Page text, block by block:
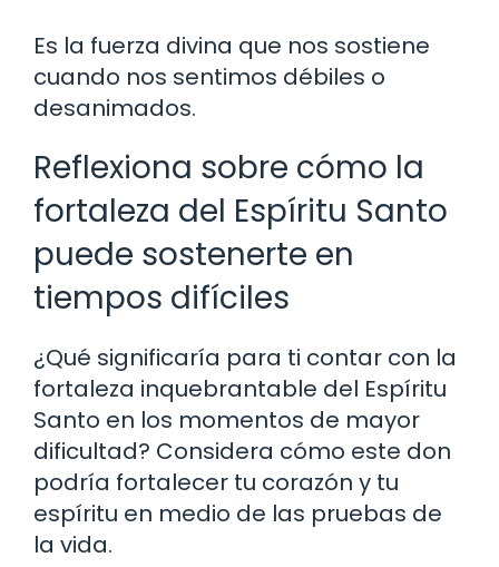
Es la fuerza divina que nos sostiene
cuando nos sentimos débiles o
desanimados.
Reflexiona sobre cómo la
fortaleza del Espíritu Santo
puede sostenerte en
tiempos difíciles
¿Qué significaría para ti contar con la
fortaleza inquebrantable del Espíritu
Santo en los momentos de mayor
dificultad? Considera cómo este don
podría fortalecer tu corazón y tu
espíritu en medio de las pruebas de
la vida.